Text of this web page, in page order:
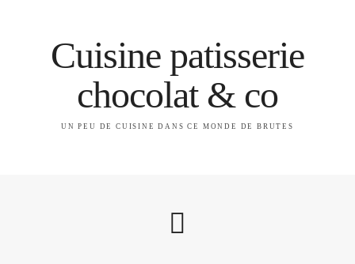
Cuisine patisserie
chocolat & co
UN PEU DE CUISINE DANS CE MONDE DE BRUTES